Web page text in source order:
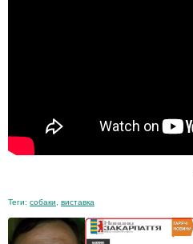
Теги: собаки виставка